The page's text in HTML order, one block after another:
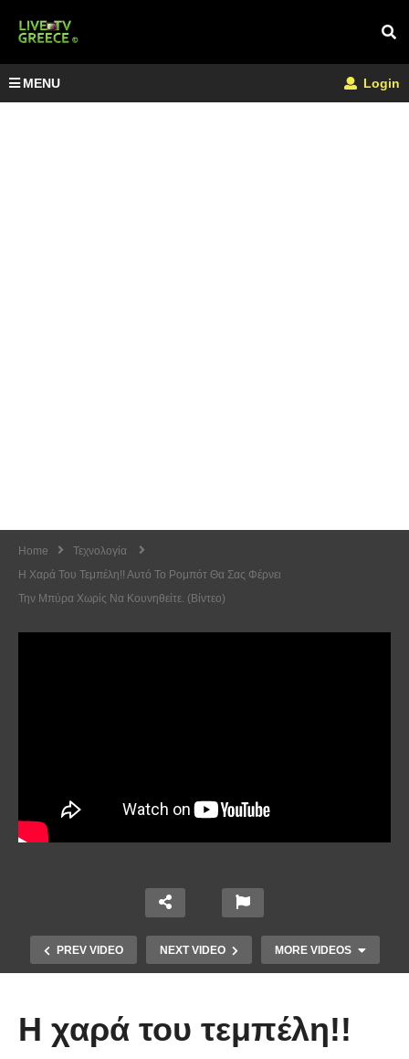
MENU Login
Home
Τεχνολογία
Η Χαρά Του Τεμπέλη!! Αυτό Το Ρομπότ Θα Σας Φέρνει
Την Μπύρα Χωρίς Να Κουνηθείτε. (Βίντεο)
PREV VIDEO NEXT VIDEO MORE VIDEOS
Η χαρά του τεμπέλη!!